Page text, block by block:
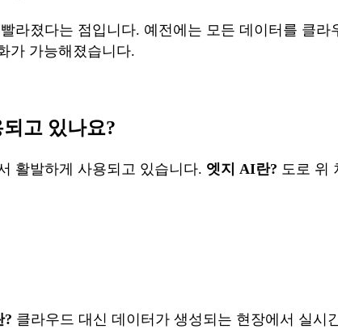
라졌다는 점입니다. 예전에는 모든 데이터를 클
가 가능해졌습니다.
고 있나요?
활발하게 사용되고 있습니다. 엣지 AI란? 도로 위
? 클라우드 대신 데이터가 생성되는 현장에서 실시